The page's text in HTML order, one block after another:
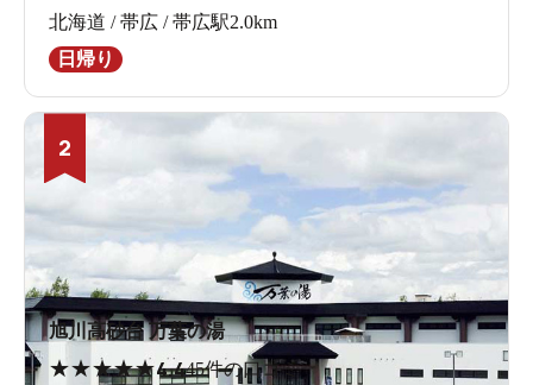
北海道 / 帯広 / 帯広駅2.0km
日帰り
2
旭川高砂台 万葉の湯
★★★★★4.445件の口コミ